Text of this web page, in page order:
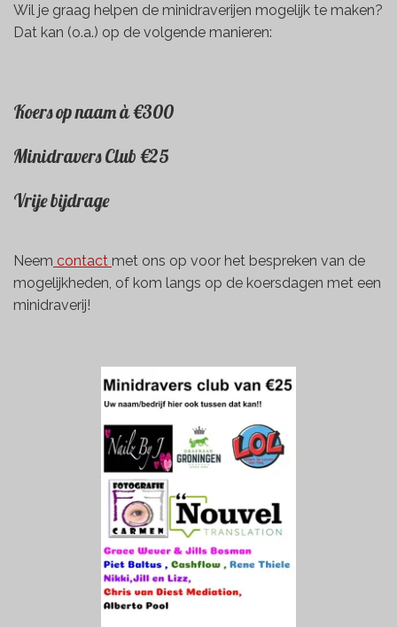
Wil je graag helpen de minidraverijen mogelijk te maken?
Dat kan (o.a.) op de volgende manieren:
Koers op naam à €300
Minidravers Club €25
Vrije bijdrage
Neem contact met ons op voor het bespreken van de
mogelijkheden, of kom langs op de koersdagen met een
minidraverij!